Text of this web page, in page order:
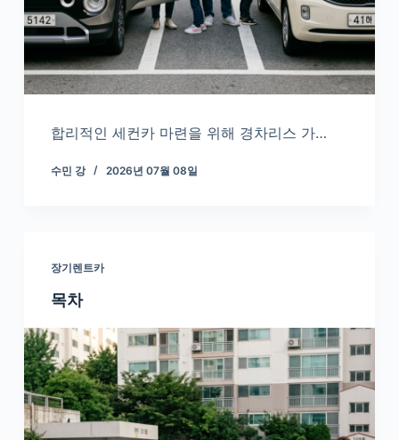
합리적인 세컨카 마련을 위해 경차리스 가…
수민 강 2026년 07월 08일
장기렌트카
목차